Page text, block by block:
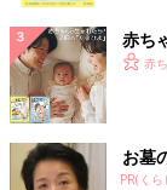
赤ち
赤
お墓
PR(く